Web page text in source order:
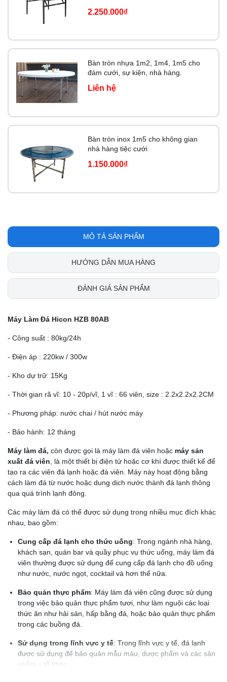
2.250.000₫
Bàn tròn nhựa 1m2, 1m4, 1m5 cho
đám cưới, sự kiện, nhà hàng.
Liên hệ
Bàn tròn inox 1m5 cho không gian
nhà hàng tiệc cưới
1.150.000₫
MÔ TẢ SẢN PHẨM
HƯỚNG DẪN MUA HÀNG
ĐÁNH GIÁ SẢN PHẨM
Máy Làm Đá Hicon HZB 80AB
- Công suất : 80kg/24h
- Điện áp : 220kw / 300w
- Kho dự trữ: 15Kg
- Thời gian rã vĩ: 10 - 20p/vĩ, 1 vĩ : 66 viên, size : 2.2x2.2x2.2CM
- Phương pháp: nước chai / hút nước máy
- Bảo hành: 12 tháng
Máy làm đá, còn được gọi là máy làm đá viên hoặc máy sản
xuất đá viên , là một thiết bị điện tử hoặc cơ khí được thiết kế để
tạo ra các viên đá lạnh hoặc đá viên. Máy này hoạt động bằng
cách làm đá từ nước hoặc dung dịch nước thành đá lạnh thông
qua quá trình lạnh đông.
Các máy làm đá có thể được sử dụng trong nhiều mục đích khác
nhau, bao gồm:
Cung cấp đá lạnh cho thức uống: Trong ngành nhà hàng,
khách sạn, quán bar và quầy phục vụ thức uống, máy làm đá
viên thường được sử dụng để cung cấp đá lạnh cho đồ uống
như nước, nước ngọt, cocktail và hơn thế nữa.
Bảo quản thực phẩm: Máy làm đá viên cũng được sử dụng
trong việc bảo quản thực phẩm tươi, như làm nguội các loại
thức ăn như hải sản, hấp bằng đá, hoặc bảo quản thực phẩm
trong các buồng đá.
Sử dụng trong lĩnh vực y tế: Trong lĩnh vực y tế, đá lạnh
được sử dụng để bảo quản mẫu máu, dược phẩm và các sản
phẩm y tế khác.